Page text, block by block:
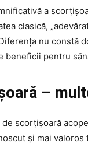
a
clasică,
nu constă
beneficii pentru
–
scorțișoară
și mai